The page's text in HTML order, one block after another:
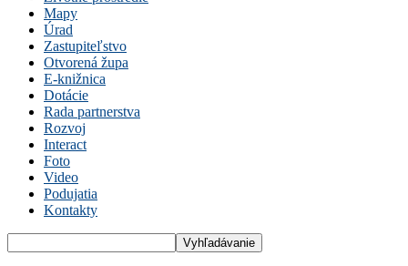
Mapy
Úrad
Zastupiteľstvo
Otvorená župa
E-knižnica
Dotácie
Rada partnerstva
Rozvoj
Interact
Foto
Video
Podujatia
Kontakty